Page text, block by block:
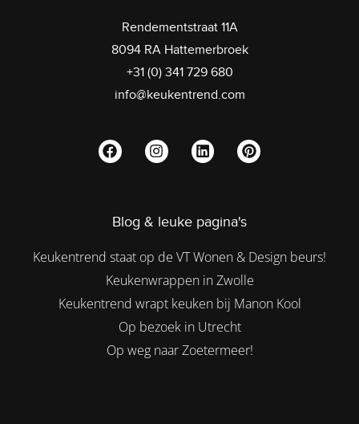
Rendementstraat 11A
8094 RA Hattemerbroek
+31 (0) 341 729 680
info@keukentrend.com
Blog & leuke pagina's
Keukentrend staat op de VT Wonen & Design beurs!
Keukenwrappen in Zwolle
Keukentrend wrapt keuken bij Manon Kool
Op bezoek in Utrecht
Op weg naar Zoetermeer!